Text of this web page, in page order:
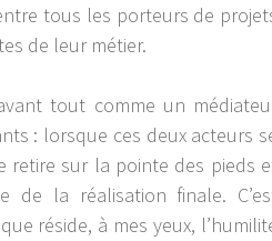
tous les porteurs de
de leur métier.
tout comme un
: lorsque ces deux acteurs
retire sur la pointe des pieds
de la réalisation finale.
réside, à mes yeux,